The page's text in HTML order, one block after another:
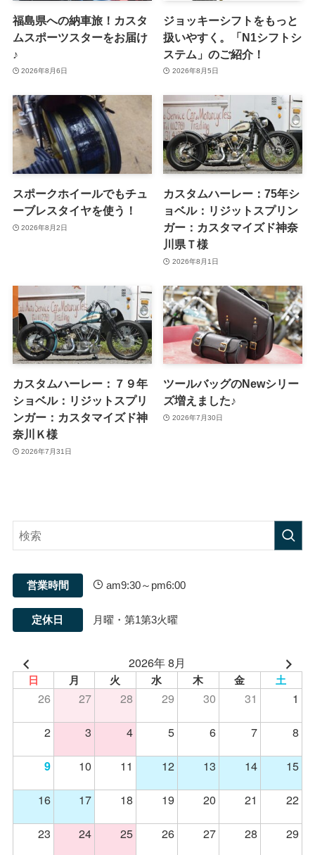
福島県への納車旅！カスタ
ムスポーツスターをお届け
♪
2026年8月6日
ジョッキーシフトをもっと
扱いやすく。「N1シフトシ
ステム」のご紹介！
2026年8月5日
スポークホイールでもチュ
ーブレスタイヤを使う！
2026年8月2日
カスタムハーレー：75年シ
ョベル：リジットスプリン
ガー：カスタマイズド神奈
川県Ｔ様
2026年8月1日
カスタムハーレー：７９年
ショベル：リジットスプリ
ンガー：カスタマイズド神
奈川Ｋ様
2026年7月31日
ツールバッグのNewシリー
ズ増えました♪
2026年7月30日
営業時間 am9:30～pm6:00
定休日 月曜・第1第3火曜
2026年 8月
日 月 火 水 木 金 土
26 27 28 29 30 31
1
2
3 4 5 6 7 8
9 10 11 12 13 14
15
16
17 18 19 20 21
22
23
24 25 26 27 28
29